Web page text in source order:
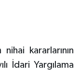
kararlarının
İdari Yargılama